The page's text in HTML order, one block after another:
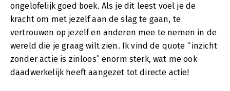
ongelofelijk goed boek. Als je dit leest voel je de
kracht om met jezelf aan de slag te gaan, te
vertrouwen op jezelf en anderen mee te nemen in de
wereld die je graag wilt zien. Ik vind de quote “inzicht
zonder actie is zinloos” enorm sterk, wat me ook
daadwerkelijk heeft aangezet tot directe actie!